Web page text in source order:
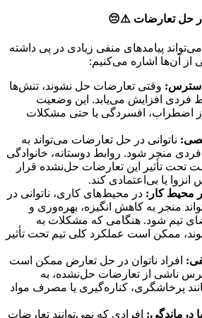
در حل تعارضات ⚠️😔
پیامدهای منفی زیادی در پی داشته
از آن‌ها اشاره می‌کنیم:
استرس: وقتی تعارضات حل نشوند، تنش‌ها
فردی افزایش می‌یابد. این وضعیت
اضطراب، افسردگی یا حتی مشکلات
: ناتوانی در حل تعارضات می‌تواند به
منجر شود. روابط دوستانه، خانوادگی
تحت تأثیر این تعارضات حل‌نشده قرار
یا بی‌اعتمادی کند.
محیط کار : در محیط‌های کاری، ناتوانی در
منجر به کاهش انگیزه، بهره‌وری و
تیم شود. هنگامی که مشکلات به
ممکن است عملکرد کلی تیم تحت تأثیر
: افراد ناتوان در حل تعارض ممکن است
ناشی از تعارضات حل‌نشده، به
پرخاشگری، کناره‌گیری یا مصرف مواد
افرادی که نمی‌توانند تعارضات